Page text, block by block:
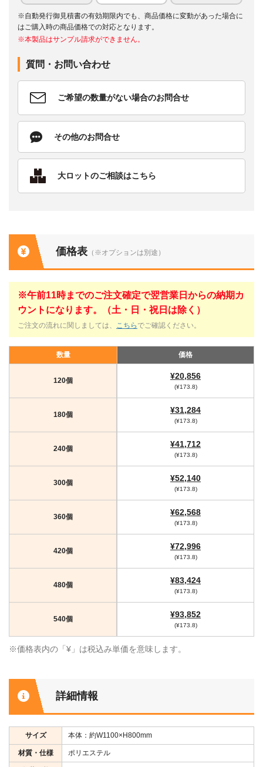
※自動発行御見積書の有効期限内でも、商品価格に変動があった場合に
はご購入時の商品価格での対応となります。
※本製品はサンプル請求ができません。
質問・お問い合わせ
ご希望の数量がない場合のお問合せ
その他のお問合せ
大ロットのご相談はこちら
価格表 （※オプションは別途）
※午前11時までのご注文確定で翌営業日からの納期カ
ウントになります。（土・日・祝日は除く）
ご注文の流れに関しましては、 こちら でご確認ください。
数量 価格
120個 ¥20,856
(¥173.8)
180個 ¥31,284
(¥173.8)
240個 ¥41,712
(¥173.8)
300個 ¥52,140
(¥173.8)
360個 ¥62,568
(¥173.8)
420個 ¥72,996
(¥173.8)
480個 ¥83,424
(¥173.8)
540個 ¥93,852
(¥173.8)
※価格表内の「¥」は税込み単価を意味します。
詳細情報
サイズ 本体：約W1100×H800mm
材質・仕様 ポリエステル